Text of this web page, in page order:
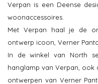
Verpan is een Deense
woonaccessoires.
Met Verpan haal je de
ontwerp icoon, Verner
In de winkel van North
hanglamp van Verpan, ook
ontwerpen van Verner